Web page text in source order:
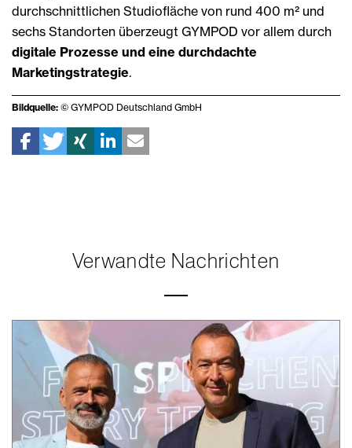
durchschnittlichen Studiofläche von rund 400 m² und
sechs Standorten überzeugt GYMPOD vor allem durch
digitale Prozesse und eine durchdachte
Marketingstrategie.
Bildquelle: © GYMPOD Deutschland GmbH
Verwandte Nachrichten